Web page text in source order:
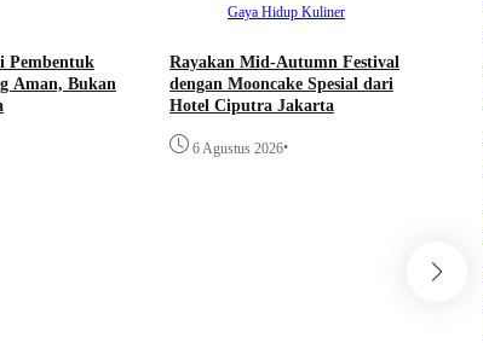
Pembentuk
Aman, Bukan
Gaya Hidup Kuliner
Rayakan Mid-Autumn Festival
dengan Mooncake Spesial dari
Hotel Ciputra Jakarta
6 Agustus 2026•